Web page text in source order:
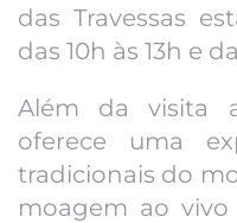
das Travessas
das 10h às 13h e
Além da visita
oferece uma
tradicionais do
moagem ao